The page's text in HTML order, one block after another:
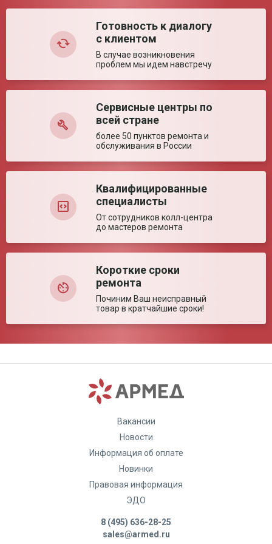
Ключевые преимущества
Многофункциональный светильник с большим
количеством настроек каждого блока под
конкретные цели. Подходит для различных
Оставить отзыв
Готовность к диалогу
с клиентом
В случае возникновения
проблем мы идем навстречу
Сервисные центры по
всей стране
более 50 пунктов ремонта и
обслуживания в России
Квалифицированные
специалисты
От сотрудников колл-центра
до мастеров ремонта
Короткие сроки
ремонта
Починим Ваш неисправный
товар в кратчайшие сроки!
Вакансии
Новости
Информация об оплате
Новинки
Правовая информация
ЭДО
8 (495) 636-28-25
sales@armed.ru